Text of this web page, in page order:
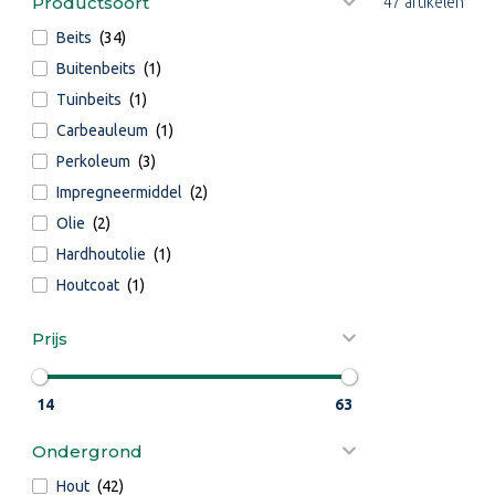
Beits (34)
Buitenbeits (1)
Tuinbeits (1)
Carbeauleum (1)
Perkoleum (3)
Impregneermiddel (2)
Olie (2)
Hardhoutolie (1)
Houtcoat (1)
Prijs
14 63
Ondergrond
Hout (42)